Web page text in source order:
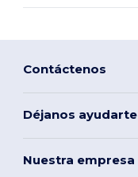
Contáctenos
Déjanos ayudarte
Nuestra empresa